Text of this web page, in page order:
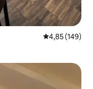
4,85 de uma
4,85 (149)